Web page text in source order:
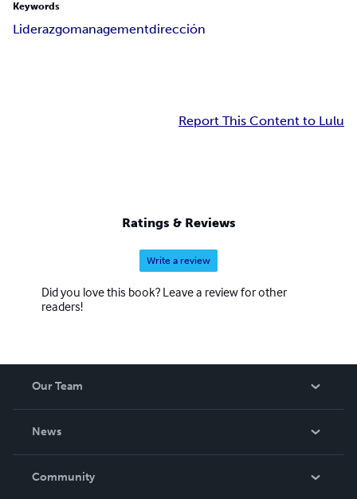
Keywords
Liderazgomanagementdirección
Report This Content to Lulu
Ratings & Reviews
Write a review
Did you love this book? Leave a review for other
readers!
Our Team
News
In The News
Community